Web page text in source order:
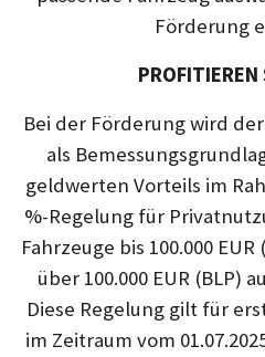
Förderung
Bei der Förderung wird
als
geldwerten Vorteils im
%-Regelung für
Fahrzeuge bis 100.000
über 100.000 EUR (BLP)
Diese Regelung gilt für
im Zeitraum vom